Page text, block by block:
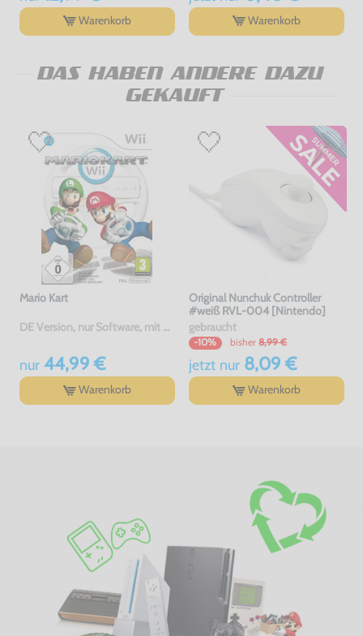
Warenkorb Warenkorb
DAS HABEN ANDERE DAZU
GEKAUFT
Mario Kart
DE Version, nur Software, mit OVP, gebraucht
nur44,99 €
Warenkorb
Original Nunchuk Controller
#weiß RVL-004 [Nintendo]
gebraucht
-10% bisher 8,99 €
jetzt nur8,09 €
Warenkorb